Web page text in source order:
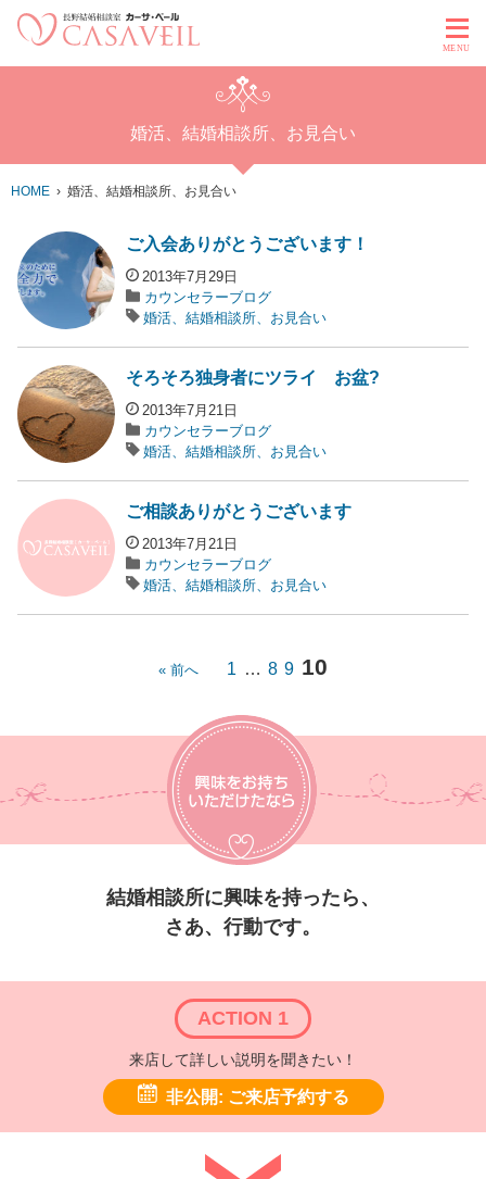
MENU
婚活、結婚相談所、お見合い
HOME 婚活、結婚相談所、お見合い
ご入会ありがとうございます！
2013年7月29日
カウンセラーブログ
婚活、結婚相談所、お見合い
そろそろ独身者にツライ お盆?
2013年7月21日
カウンセラーブログ
婚活、結婚相談所、お見合い
ご相談ありがとうございます
2013年7月21日
カウンセラーブログ
婚活、結婚相談所、お見合い
« 前へ 1 … 8 9 10
結婚相談所に興味を持ったら、
さあ、行動です。
ACTION 1
来店して詳しい説明を聞きたい！
非公開: ご来店予約する